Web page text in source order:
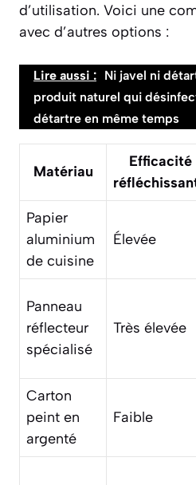
d’utilisation. Voici une
avec d’autres options :
Lire aussi : Ni javel ni
produit naturel qui
détartre en même temps
Matériau
Efficacité
Papier
aluminium
de cuisine
Élevée
Panneau
réflecteur
spécialisé
Très élevée
Carton
peint en
argenté
Faible